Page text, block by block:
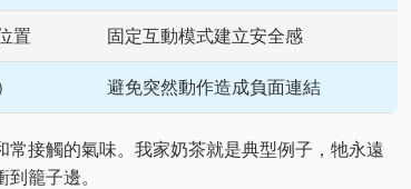
置 固定互動模式建立安全感
避免突然動作造成負面連結
接觸的氣味。我家奶茶就是典型例子，牠永遠
籠子邊。